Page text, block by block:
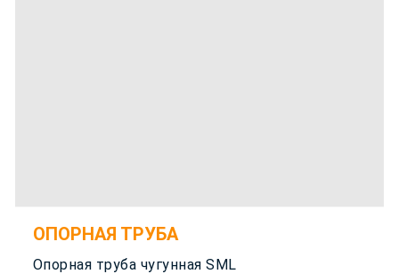
ОПОРНАЯ ТРУБА
Опорная труба чугунная SML